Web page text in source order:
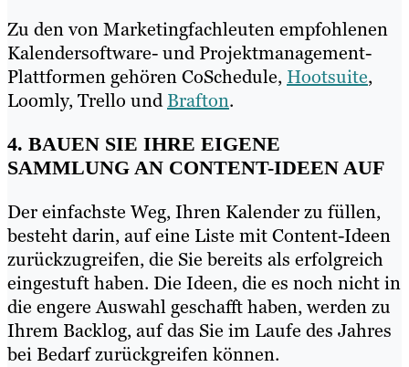
Zu den von Marketingfachleuten empfohlenen
Kalendersoftware- und Projektmanagement-
Plattformen gehören CoSchedule, Hootsuite,
Loomly, Trello undBrafton.
4. BAUEN SIE IHRE EIGENE
SAMMLUNG AN CONTENT-IDEEN AUF
Der einfachste Weg, Ihren Kalender zu füllen,
besteht darin, auf eine Liste mit Content-Ideen
zurückzugreifen, die Sie bereits als erfolgreich
eingestuft haben. Die Ideen, die es noch nicht in
die engere Auswahl geschafft haben, werden zu
Ihrem Backlog, auf das Sie im Laufe des Jahres
bei Bedarf zurückgreifen können.